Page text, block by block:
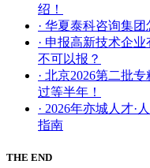
绍！
· 华夏泰科咨询集
· 申报高新技术企
不可以报？
· 北京2026第二批
过等半年！
· 2026年亦城人才·
指南
THE END